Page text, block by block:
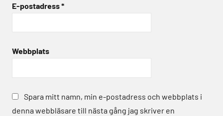
E-postadress*
Webbplats
Spara mitt namn, min e-postadress och webbplats i
denna webbläsare till nästa gång jag skriver en